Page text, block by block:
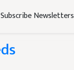
Subscribe Newsletters